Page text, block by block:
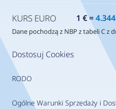
Dostosuj Cookies
RODO
Ogólne Warunki Sprzedaży i
KURS EURO 1 € =
Dane pochodzą z NBP z tabeli C z